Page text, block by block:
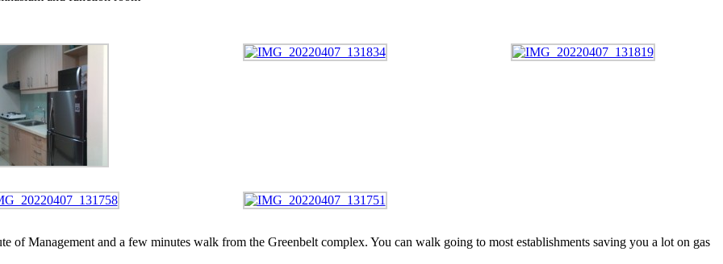
of Management and a few minutes walk from the Greenbelt complex. You can walk going to most establishments saving you a lot on gas